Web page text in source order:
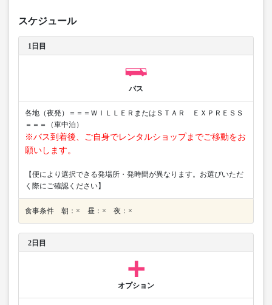
スケジュール
1日目
バス
各地（夜発）＝＝＝ＷＩＬＬＥＲまたはＳＴＡＲ ＥＸＰＲＥＳＳ
＝＝＝（車中泊）
※バス到着後、ご自身でレンタルショップまでご移動をお
願いします。
【便により選択できる発場所・発時間が異なります。お選びいただ
く際にご確認ください】
食事条件 朝：× 昼：× 夜：×
2日目
オプション